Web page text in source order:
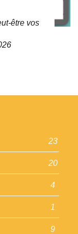
être vos
23
20
4
1
9